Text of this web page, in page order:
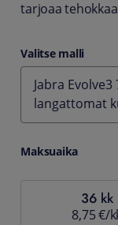
tarjoaa
Valitse malli
Jabra
langattomat
Maksuaika
36 kk
8,75 €/